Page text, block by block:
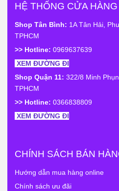
HỆ THỐNG CỬA HÀNG
Shop Tân Bình: 1A Tân Hải,
TPHCM
>> Hotline: 0969637639
XEM ĐƯỜNG ĐI
Shop Quận 11: 322/8 Minh
TPHCM
>> Hotline: 0366838809
XEM ĐƯỜNG ĐI
CHÍNH SÁCH BÁN
Hướng dẫn mua hàng online
Chính sách ưu đãi